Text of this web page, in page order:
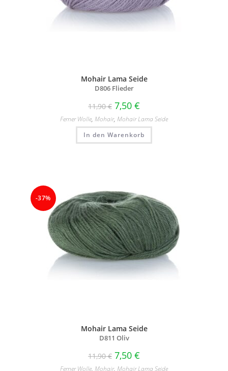
Mohair Lama Seide
D806 Flieder
11,90€ 7,50 €
Ferner Wolle, Mohair, Mohair Lama Seide
In den Warenkorb
-37%
Mohair Lama Seide
D811 Oliv
11,90€ 7,50 €
Ferner Wolle, Mohair, Mohair Lama Seide